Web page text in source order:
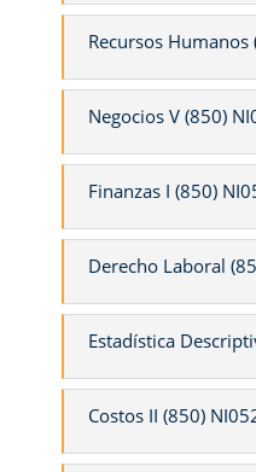
Recursos
Negocios V (850)
Finanzas I (850)
Derecho Laboral
Estadística
Costos II (850)